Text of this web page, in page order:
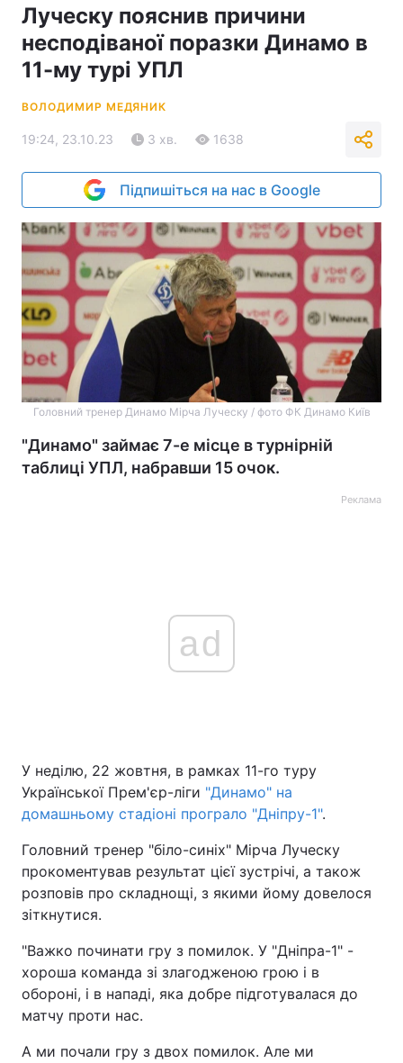
Луческу пояснив причини
несподіваної поразки Динамо в
11-му турі УПЛ
ВОЛОДИМИР МЕДЯНИК
19:24, 23.10.23 3 хв. 1638
Підпишіться на нас в Google
Головний тренер Динамо Мірча Луческу / фото ФК Динамо Київ
"Динамо" займає 7-е місце в турнірній
таблиці УПЛ, набравши 15 очок.
Реклама
ad
У неділю, 22 жовтня, в рамках 11-го туру
Української Прем'єр-ліги "Динамо" на
домашньому стадіоні програло "Дніпру-1".
Головний тренер "біло-синіх" Мірча Луческу
прокоментував результат цієї зустрічі, а також
розповів про складнощі, з якими йому довелося
зіткнутися.
"Важко починати гру з помилок. У "Дніпра-1" -
хороша команда зі злагодженою грою і в
обороні, і в нападі, яка добре підготувалася до
матчу проти нас.
А ми почали гру з двох помилок. Але ми